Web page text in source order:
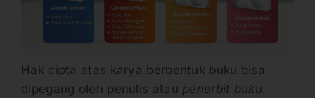
Hak cipta atas karya berbentuk buku bisa
dipegang oleh penulis atau penerbit buku.